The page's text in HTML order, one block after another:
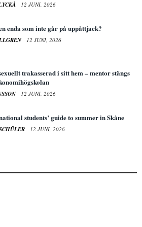
12 JUNI, 2026
enda som inte går på uppåttjack?
12 JUNI, 2026
trakasserad i sitt hem – mentor stängs
12 JUNI, 2026
students’ guide to summer in Skåne
12 JUNI, 2026